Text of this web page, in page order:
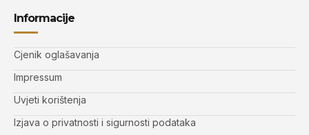
Informacije
Cjenik oglašavanja
Impressum
Uvjeti korištenja
Izjava o privatnosti i sigurnosti podataka